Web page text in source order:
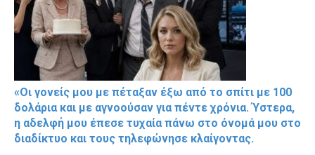
«Οι γονείς μου με πέταξαν έξω από το σπίτι με 100
δολάρια και με αγνοούσαν για πέντε χρόνια. Ύστερα,
η αδελφή μου έπεσε τυχαία πάνω στο όνομά μου στο
διαδίκτυο και τους τηλεφώνησε κλαίγοντας.